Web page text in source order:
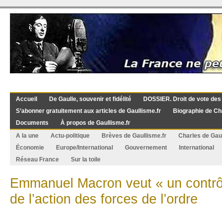
Accueil De Gaulle, souvenir et fidélité
DOSSIER. Droit de vote
S’abonner gratuitement aux articles de Gaullisme.fr
Biographie de
Documents
À propos de Gaullisme.fr
A la une
Actu-politique Brèves de Gaullisme.fr
Charles de
Économie
Europe/International Gouvernement
International
Réseau France
Sur la toile
Emmanuel Macron veut « un
de l’action des forces de l’ordre